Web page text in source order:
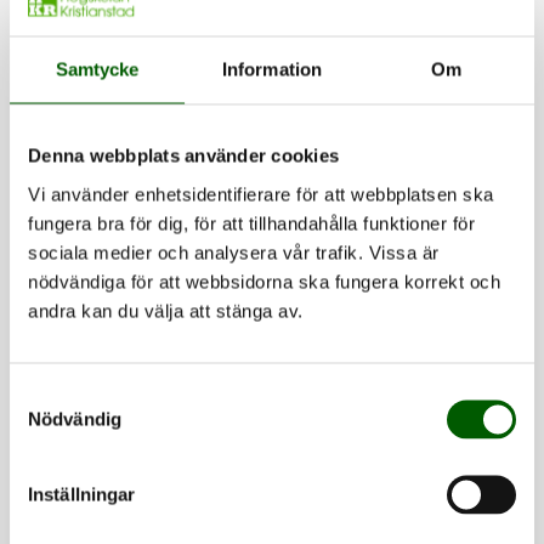
Samtycke Information Om
Denna webbplats använder cookies
Vi använder enhetsidentifierare för att webbplatsen ska
fungera bra för dig, för att tillhandahålla funktioner för
sociala medier och analysera vår trafik. Vissa är
nödvändiga för att webbsidorna ska fungera korrekt och
andra kan du välja att stänga av.
Nödvändig
Inställningar
mer attraktiva förutsättningar för forskare.
Satsning på samarbete och
inkludering
Högskolan Kristianstads utvecklingsarbete sträcker
sig också internationellt genom COLOURS-initiativet,
där högskolan leder arbetet med jämlikhet, mångfald
och inkludering. Inom ramen för CoARA arbetar
för forskning, för att säkerställa att dessa principer
implementeras praktiskt, bland annat via workshops